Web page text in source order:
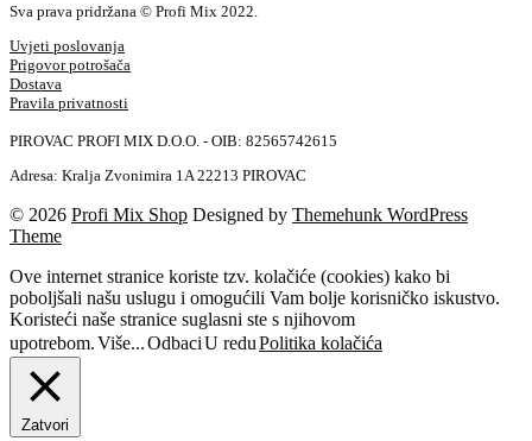
Sva prava pridržana © Profi Mix 2022.
Uvjeti poslovanja
Prigovor potrošača
Dostava
Pravila privatnosti
PIROVAC PROFI MIX D.O.O. - OIB: 82565742615
Adresa: Kralja Zvonimira 1A 22213 PIROVAC
© 2026 Profi Mix Shop Designed by Themehunk WordPress
Theme
Ove internet stranice koriste tzv. kolačiće (cookies) kako bi
poboljšali našu uslugu i omogućili Vam bolje korisničko iskustvo.
Koristeći naše stranice suglasni ste s njihovom
upotrebom.Više...OdbaciU reduPolitika kolačića
Zatvori